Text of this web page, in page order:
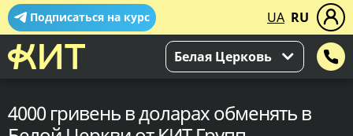
Подписаться на курс UA RU
Белая Церковь
4000 гривень в доларах обменять в